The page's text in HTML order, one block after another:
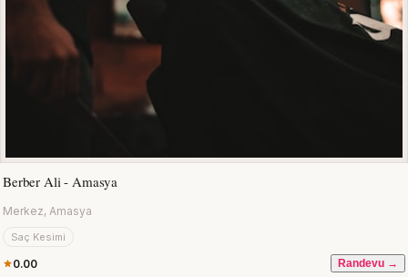
Berber Ali - Amasya
Merkez, Amasya
Saç Kesimi
0.00 Randevu →